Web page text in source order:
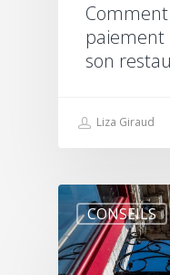
paiement
son
Liza Giraud
CONSEILS